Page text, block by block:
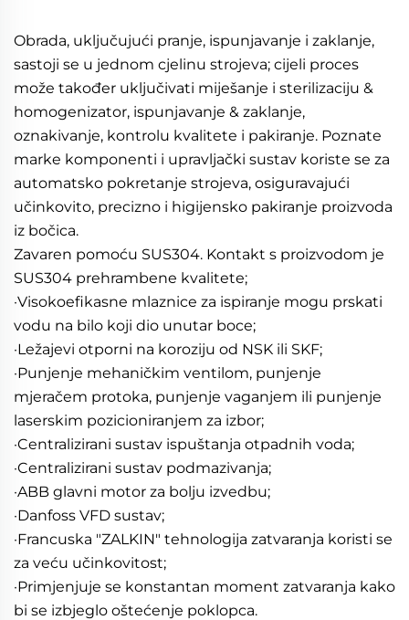
Obrada, uključujući pranje, ispunjavanje i zaklanje,
sastoji se u jednom cjelinu strojeva; cijeli proces
može također uključivati miješanje i sterilizaciju &
homogenizator, ispunjavanje & zaklanje,
oznakivanje, kontrolu kvalitete i pakiranje. Poznate
marke komponenti i upravljački sustav koriste se za
automatsko pokretanje strojeva, osiguravajući
učinkovito, precizno i higiјensko pakiranje proizvoda
iz bočica.
Zavaren pomoću SUS304. Kontakt s proizvodom je
SUS304 prehrambene kvalitete;
·Visokoefikasne mlaznice za ispiranje mogu prskati
vodu na bilo koji dio unutar boce;
·Ležajevi otporni na koroziju od NSK ili SKF;
·Punjenje mehaničkim ventilom, punjenje
mjeračem protoka, punjenje vaganjem ili punjenje
laserskim pozicioniranjem za izbor;
·Centralizirani sustav ispuštanja otpadnih voda;
·Centralizirani sustav podmazivanja;
·ABB glavni motor za bolju izvedbu;
·Danfoss VFD sustav;
·Francuska "ZALKIN" tehnologija zatvaranja koristi se
za veću učinkovitost;
·Primjenjuje se konstantan moment zatvaranja kako
bi se izbjeglo oštećenje poklopca.